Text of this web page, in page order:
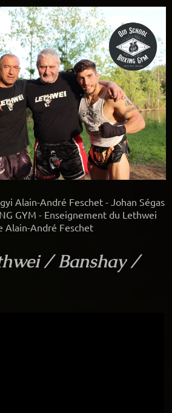
Alain-André Feschet - Johan Ségas
GYM - Enseignement du Lethwei
Alain-André Feschet
/ Banshay /